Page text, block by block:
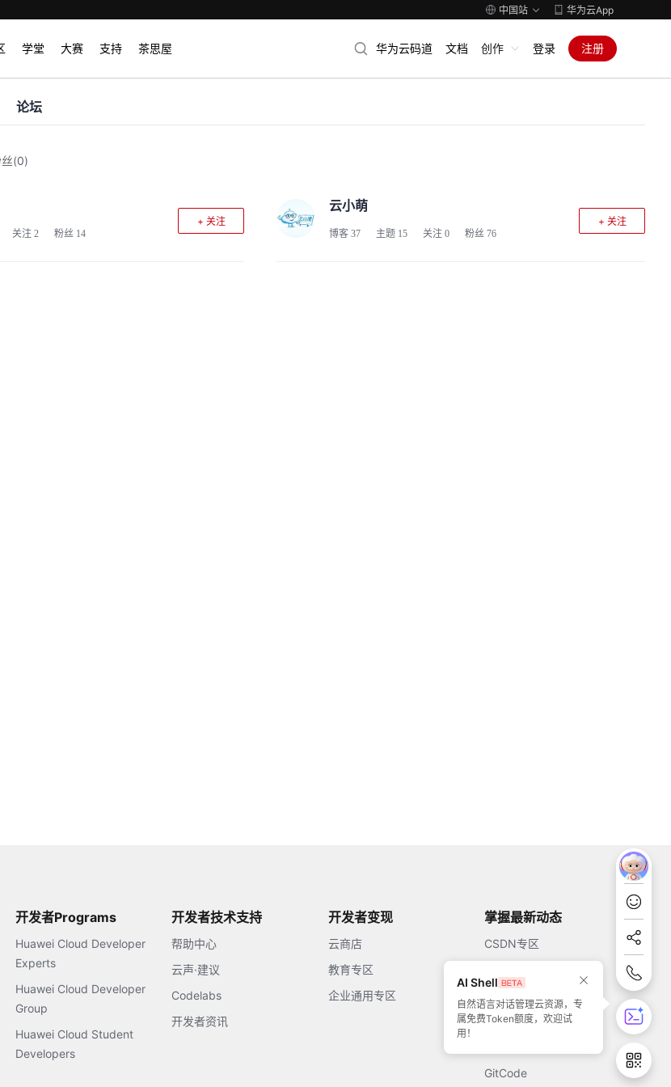
中国站 华为云App
学堂 大赛 支持 茶思屋 华为云码道 文档 创作 登录 注册
论坛
(0)
关注 2 粉丝 14
+ 关注
云小萌
博客 37 主题 15 关注 0 粉丝 76
+ 关注
开发者Programs
Huawei Cloud Developer
Experts
Huawei Cloud Developer
Group
Huawei Cloud Student
Developers
开发者技术支持
帮助中心
云声·建议
Codelabs
开发者资讯
开发者变现
云商店
教育专区
企业通用专区
掌握最新动态
CSDN专区
51CTO
GitCode
AI Shell
自然语言对话管理云资源，专
属免费Token额度，欢迎试
用！